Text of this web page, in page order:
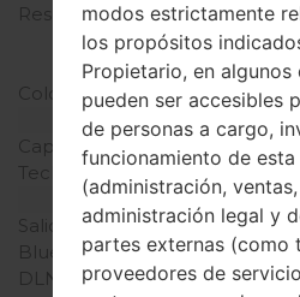
Resolución de Pantalla
Colores de pantalla
Batería y
Capacidad de batería
Teclado físico
Salida de audio
-
Bluetooth
DLNA
No
modos estrictamente
los propósitos
Propietario, en algunos
pueden ser accesibles
de personas a cargo,
funcionamiento de
(administración,
administración legal y
partes externas (como
proveedores de